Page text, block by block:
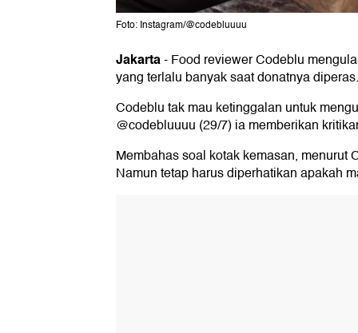
Foto: Instagram/@codebluuuu
Jakarta-Food reviewer Codeblu
yang terlalu banyak saat donatnya
Codeblu tak mau ketinggalan untuk
@codebluuuu (29/7) ia memberikan
Membahas soal kotak kemasan,
Namun tetap harus diperhatikan apakah